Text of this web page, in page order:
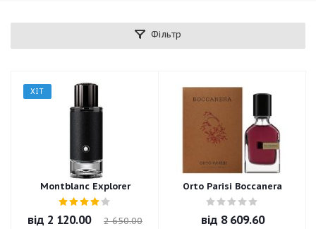
Фільтр
ХІТ
Montblanc Explorer
від 2 120.00 2 650.00
Orto Parisi Boccanera
від 8 609.60